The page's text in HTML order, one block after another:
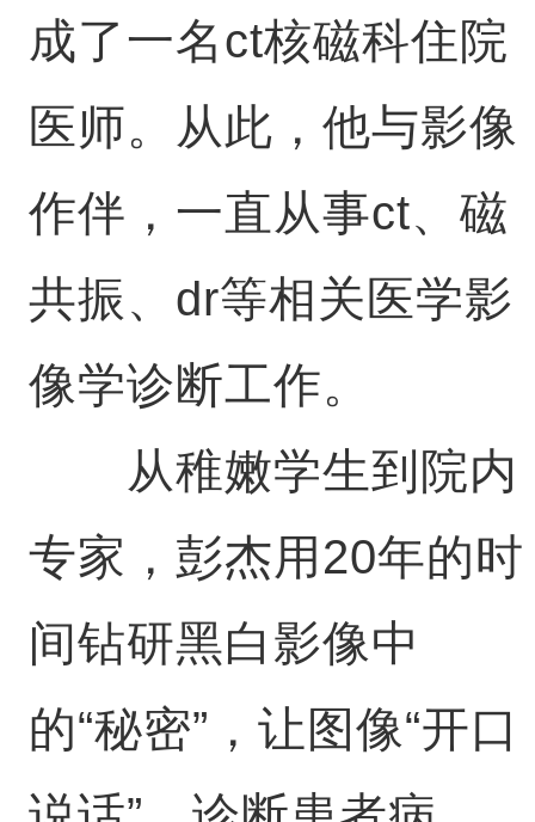
成了一名ct核磁科住院
医师。从此，他与影像
作伴，一直从事ct、磁
共振、dr等相关医学影
像学诊断工作。
从稚嫩学生到院内
专家，彭杰用20年的时
间钻研黑白影像中
的“秘密”，让图像“开口